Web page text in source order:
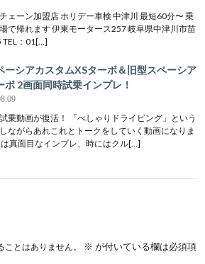
ェーン加盟店 ホリデー車検 中津川 最短60分〜 乗
で帰れます 伊東モータース257 岐阜県中津川市苗
TEL：01[…]
ーシアカスタムXSターボ＆旧型スペーシア
ボ 2画面同時試乗インプレ！
乗動画が復活！ 「べしゃりドライビング」という
ながらあれこれとトークをしていく動画になりま
真面目なインプレ、時にはクル[…]
とはありません。 ※ が付いている欄は必須項